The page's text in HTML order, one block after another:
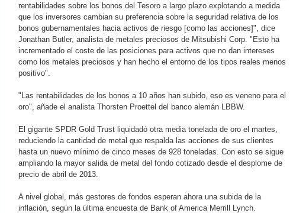
rentabilidades sobre los bonos del Tesoro a largo plazo explotando a medida
que los inversores cambian su preferencia sobre la seguridad relativa de los
bonos gubernamentales hacia activos de riesgo [como las acciones]", dice
Jonathan Butler, analista de metales preciosos de Mitsubishi Corp. "Esto ha
incrementado el coste de las posiciones para activos que no dan intereses
como los metales preciosos y han hecho el entorno de los tipos reales menos
positivo".
"Las rentabilidades de los bonos a 10 años han subido, eso es veneno para el
oro", añade el analista Thorsten Proettel del banco alemán LBBW.
El gigante SPDR Gold Trust liquidadó otra media tonelada de oro el martes,
reduciendo la cantidad de metal que respalda las acciones de sus clientes
hasta un nuevo mínimo de cinco meses de 928 toneladas. Con esto se sigue
ampliando la mayor salida de metal del fondo cotizado desde el desplome de
precio de abril de 2013.
A nivel global, más gestores de fondos esperan ahora una subida de la
inflación, según la última encuesta de Bank of America Merrill Lynch.